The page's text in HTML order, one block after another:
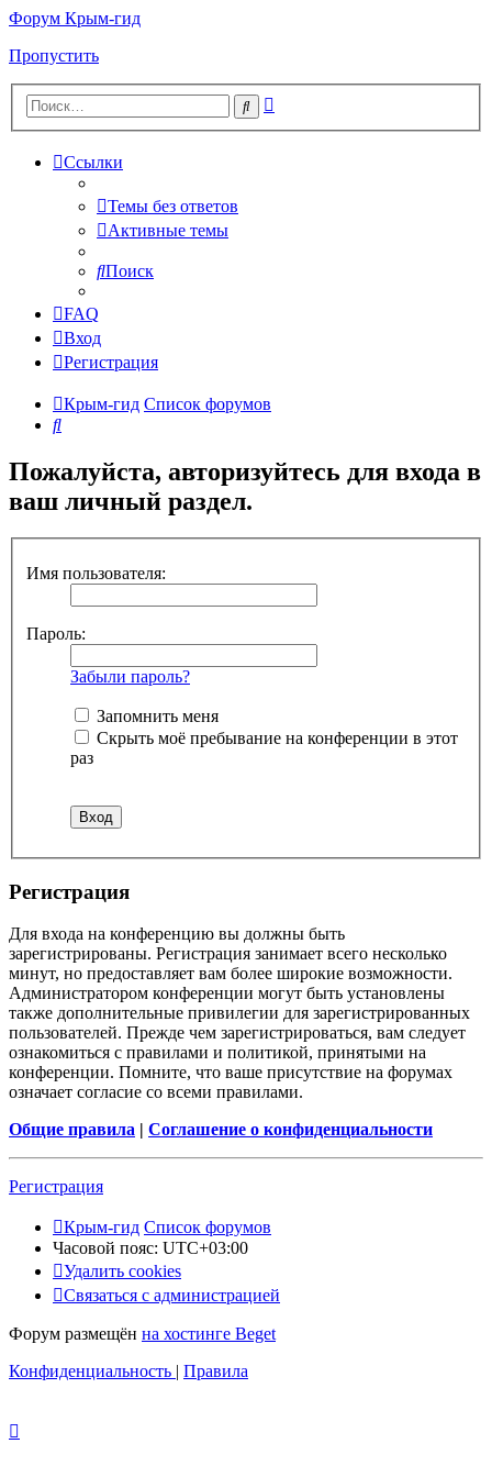
Форум Крым-гид
Пропустить
Поиск
Ссылки
Темы без ответов
Активные темы
Поиск
FAQ
Вход
Регистрация
Крым-гид Список форумов
Поиск
Пожалуйста, авторизуйтесь для входа в
ваш личный раздел.
Имя пользователя:
Пароль:
Забыли пароль?
Запомнить меня
Скрыть моё пребывание на конференции в этот
раз
Регистрация
Для входа на конференцию вы должны быть
зарегистрированы. Регистрация занимает всего несколько
минут, но предоставляет вам более широкие возможности.
Администратором конференции могут быть установлены
также дополнительные привилегии для зарегистрированных
пользователей. Прежде чем зарегистрироваться, вам следует
ознакомиться с правилами и политикой, принятыми на
конференции. Помните, что ваше присутствие на форумах
означает согласие со всеми правилами.
Общие правила | Соглашение о конфиденциальности
Регистрация
Крым-гид Список форумов
Часовой пояс: UTC+03:00
Удалить cookies
Связаться с администрацией
Форум размещён на хостинге Beget
Конфиденциальность | Правила